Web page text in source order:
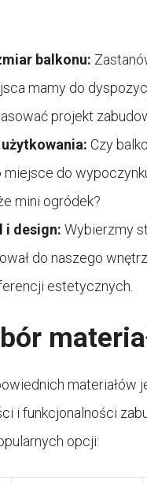
balkonu:
mamy do
projekt
użytkowania: Czy
miejsce do
mini ogródek?
i design: Wybierzmy
do naszego
estetycznych.
materiałów
i funkcjonalności
opcji: